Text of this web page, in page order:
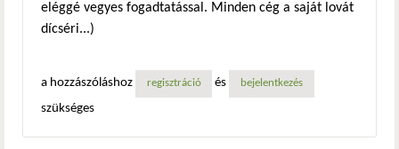
eléggé vegyes fogadtatással. Minden cég a saját lovát
dícséri...)
a hozzászóláshoz regisztráció és bejelentkezés
szükséges